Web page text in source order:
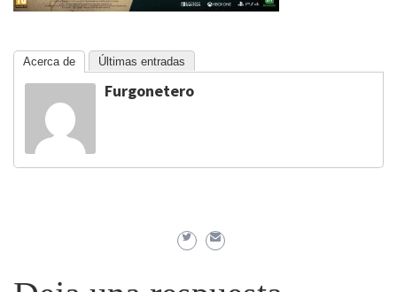
Acerca de Últimas entradas
Furgonetero